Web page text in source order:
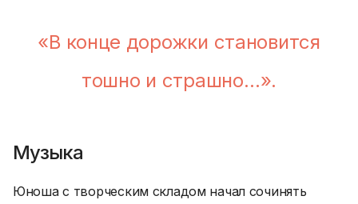
«В конце дорожки становится
тошно и страшно…».
Музыка
Юноша с творческим складом начал сочинять